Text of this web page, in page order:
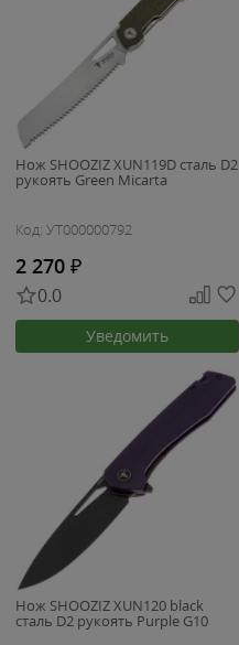
Нож SHOOZIZ XUN119D сталь D2
рукоять Green Micarta
Код: УТ000000792
2 270 ₽
0.0
Уведомить
Нож SHOOZIZ XUN120 black
сталь D2 рукоять Purple G10